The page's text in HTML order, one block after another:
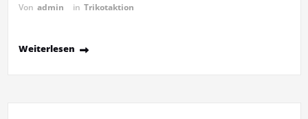
Von admin in Trikotaktion
Weiterlesen